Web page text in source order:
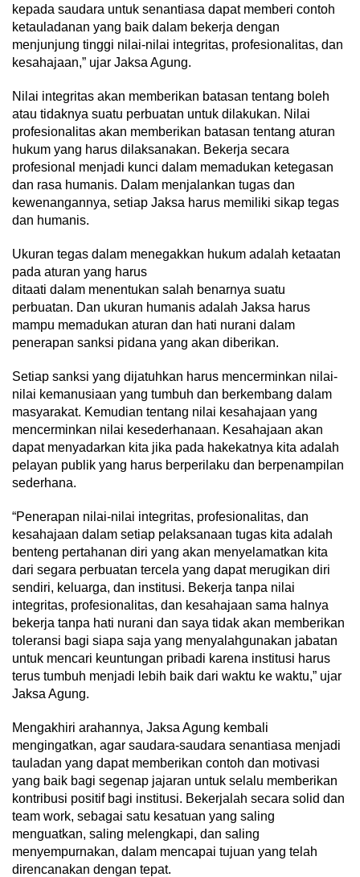
kepada saudara untuk senantiasa dapat memberi contoh
ketauladanan yang baik dalam bekerja dengan
menjunjung tinggi nilai-nilai integritas, profesionalitas, dan
kesahajaan,” ujar Jaksa Agung.
Nilai integritas akan memberikan batasan tentang boleh
atau tidaknya suatu perbuatan untuk dilakukan. Nilai
profesionalitas akan memberikan batasan tentang aturan
hukum yang harus dilaksanakan. Bekerja secara
profesional menjadi kunci dalam memadukan ketegasan
dan rasa humanis. Dalam menjalankan tugas dan
kewenangannya, setiap Jaksa harus memiliki sikap tegas
dan humanis.
Ukuran tegas dalam menegakkan hukum adalah ketaatan
pada aturan yang harus
ditaati dalam menentukan salah benarnya suatu
perbuatan. Dan ukuran humanis adalah Jaksa harus
mampu memadukan aturan dan hati nurani dalam
penerapan sanksi pidana yang akan diberikan.
Setiap sanksi yang dijatuhkan harus mencerminkan nilai-
nilai kemanusiaan yang tumbuh dan berkembang dalam
masyarakat. Kemudian tentang nilai kesahajaan yang
mencerminkan nilai kesederhanaan. Kesahajaan akan
dapat menyadarkan kita jika pada hakekatnya kita adalah
pelayan publik yang harus berperilaku dan berpenampilan
sederhana.
“Penerapan nilai-nilai integritas, profesionalitas, dan
kesahajaan dalam setiap pelaksanaan tugas kita adalah
benteng pertahanan diri yang akan menyelamatkan kita
dari segara perbuatan tercela yang dapat merugikan diri
sendiri, keluarga, dan institusi. Bekerja tanpa nilai
integritas, profesionalitas, dan kesahajaan sama halnya
bekerja tanpa hati nurani dan saya tidak akan memberikan
toleransi bagi siapa saja yang menyalahgunakan jabatan
untuk mencari keuntungan pribadi karena institusi harus
terus tumbuh menjadi lebih baik dari waktu ke waktu,” ujar
Jaksa Agung.
Mengakhiri arahannya, Jaksa Agung kembali
mengingatkan, agar saudara-saudara senantiasa menjadi
tauladan yang dapat memberikan contoh dan motivasi
yang baik bagi segenap jajaran untuk selalu memberikan
kontribusi positif bagi institusi. Bekerjalah secara solid dan
team work, sebagai satu kesatuan yang saling
menguatkan, saling melengkapi, dan saling
menyempurnakan, dalam mencapai tujuan yang telah
direncanakan dengan tepat.